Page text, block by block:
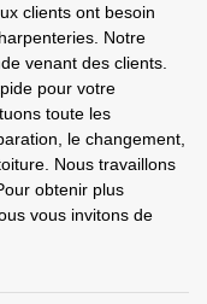
clients ont besoin
Notre
venant des clients.
pour votre
toute les
le changement,
Nous travaillons
obtenir plus
vous invitons de